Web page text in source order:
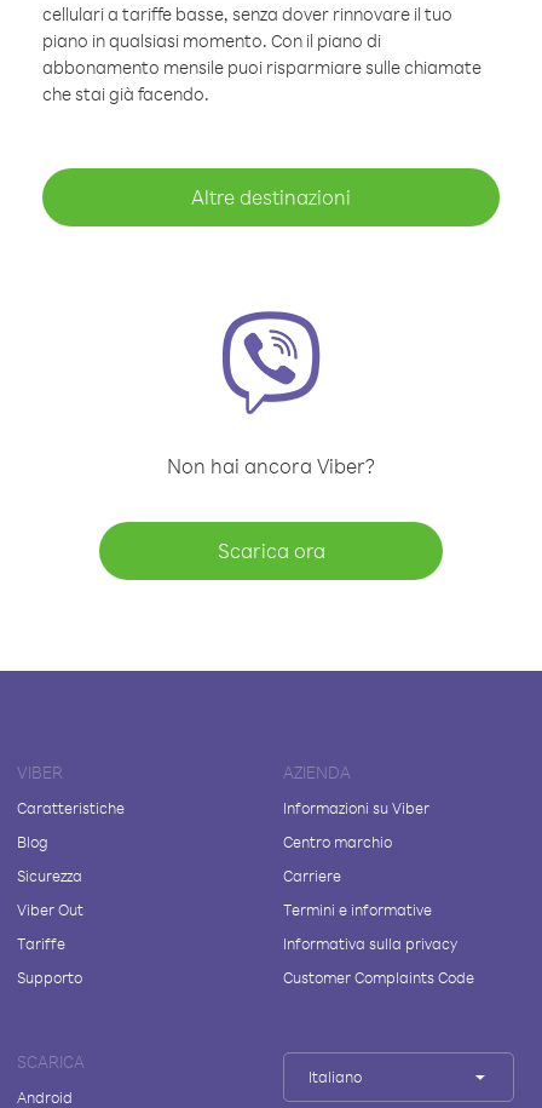
cellulari a tariffe basse, senza dover rinnovare il tuo
piano in qualsiasi momento. Con il piano di
abbonamento mensile puoi risparmiare sulle chiamate
che stai già facendo.
Altre destinazioni
Non hai ancora Viber?
Scarica ora
VIBER
Caratteristiche
Blog
Sicurezza
Viber Out
Tariffe
Supporto
AZIENDA
Informazioni su Viber
Centro marchio
Carriere
Termini e informative
Informativa sulla privacy
Customer Complaints Code
SCARICA
Android
Italiano